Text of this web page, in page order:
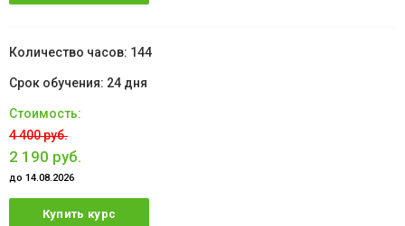
144
24 дня
4 400 руб.
2 190 руб.
до 14.08.2026
Купить курс